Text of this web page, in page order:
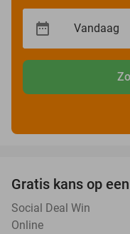
Gratis kans op
Social Deal Win
Online